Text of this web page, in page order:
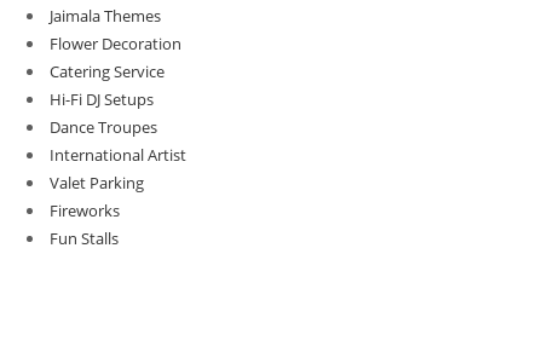
Jaimala Themes
Flower Decoration
Catering Service
Hi-Fi DJ Setups
Dance Troupes
International Artist
Valet Parking
Fireworks
Fun Stalls